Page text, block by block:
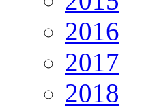
2016
2017
2018